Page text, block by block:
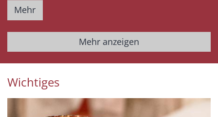
Mehr
Mehr anzeigen
Wichtiges